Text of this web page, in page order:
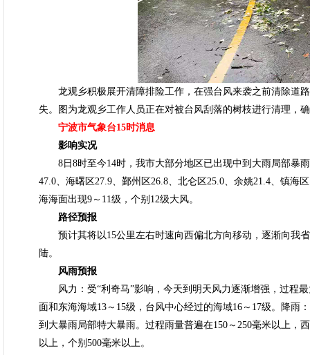
龙观乡积极展开清障排险工作，在强台风来袭之前清除道
失。图为龙观乡工作人员正在对被台风刮落的树枝进行清理，
宁波市气象台15时消息
影响实况
8日8时至今14时，我市大部分地区已出现中到大雨局部暴雨
47.0、海曙区27.9、鄞州区26.8、北仑区25.0、余姚21.4、镇海
海海面出现9～11级，个别12级大风。
路径预报
预计其将以15公里左右时速向西偏北方向移动，逐渐向我
陆。
风雨预报
风力：受“利奇马”影响，今天到明天风力逐渐增强，过程最
面和东海海域13～15级，台风中心经过的海域16～17级。降
到大暴雨局部特大暴雨。过程雨量普遍在150～250毫米以上，
以上，个别500毫米以上。